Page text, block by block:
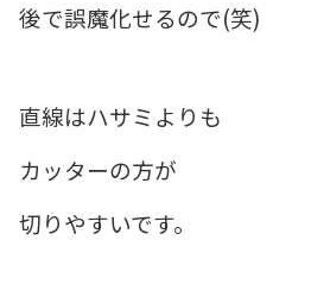
後で誤魔化せるので(笑)
直線はハサミよりも
カッターの方が
切りやすいです。